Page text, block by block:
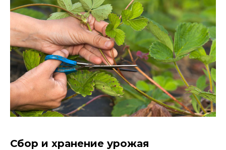
Сбор и хранение урожая